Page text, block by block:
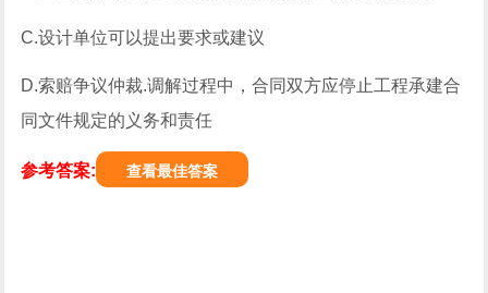
C.设计单位可以提出要求或建议
D.索赔争议仲裁.调解过程中，合同双方应停止工程承建合
同文件规定的义务和责任
参考答案: 查看最佳答案